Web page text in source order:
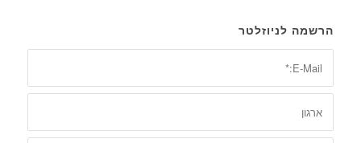
הרשמה לניוזלטר